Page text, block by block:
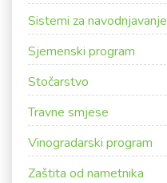
Sistemi za navodnjavanje
Sjemenski program
Stočarstvo
Travne smjese
Vinogradarski program
Zaštita od nametnika